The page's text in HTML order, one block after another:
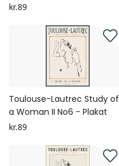
kr.89
Toulouse-Lautrec Study of
a Woman II No6 - Plakat
kr.89